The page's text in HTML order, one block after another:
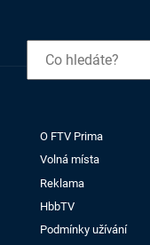
O FTV Prima
Volná místa
Reklama
HbbTV
Podmínky užívání